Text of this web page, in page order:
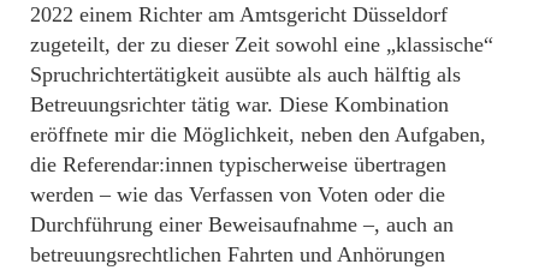
2022 einem Richter am Amtsgericht Düsseldorf
zugeteilt, der zu dieser Zeit sowohl eine „klassische“
Spruchrichtertätigkeit ausübte als auch hälftig als
Betreuungsrichter tätig war. Diese Kombination
eröffnete mir die Möglichkeit, neben den Aufgaben,
die Referendar:innen typischerweise übertragen
werden – wie das Verfassen von Voten oder die
Durchführung einer Beweisaufnahme –, auch an
betreuungsrechtlichen Fahrten und Anhörungen